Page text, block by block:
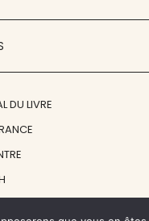
DU LIVRE